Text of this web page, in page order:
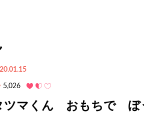
5,026
ツマくん おもちで ぼ